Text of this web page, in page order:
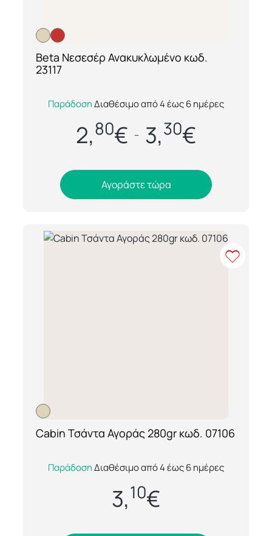
[ti_wishlists_addtowishlist loop=yes]
Beta Νεσεσέρ Ανακυκλωμένο κωδ.
23117
Το Beta Νεσεσέρ Ανακυκλωμένο κωδ. 23117
είναι η ιδανική λύση για όσους αναζητούν
πρακτικότητα, στυλ και περιβαλλοντική σ...
ΠαράδοσηΔιαθέσιμο από 4 έως 6 ημέρες
2,80€ – 3,30€
Αγοράστε τώρα
[ti_wishlists_addtowishlist loop=yes]
Cabin Τσάντα Αγοράς 280gr κωδ. 07106
Η Cabin 07106 είναι μία κομψή και
ανθεκτική υφασμάτινη τσάντα αγοράς από
100% βαμβάκι, ιδανική για καθημερινή
χρήση, επα...
ΠαράδοσηΔιαθέσιμο από 4 έως 6 ημέρες
3,10€